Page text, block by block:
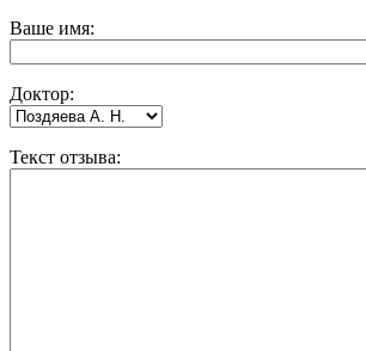
Оставьте это поле пустым.
Ваше имя:
Доктор:
Текст отзыва: